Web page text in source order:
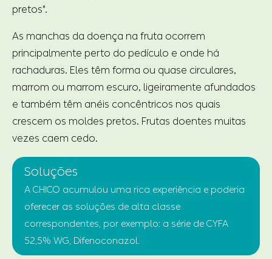
pretos".
As manchas da doença na fruta ocorrem
principalmente perto do pedículo e onde há
rachaduras. Eles têm forma ou quase circulares,
marrom ou marrom escuro, ligeiramente afundados
e também têm anéis concêntricos nos quais
crescem os moldes pretos. Frutas doentes muitas
vezes caem cedo.
Soluções
A CHICO acumulou uma rica experiência e poderia
oferecer as soluções de alta classe
correspondentes, por exemplo: a série de CYFA
52,5% WG, Difenoconazol.